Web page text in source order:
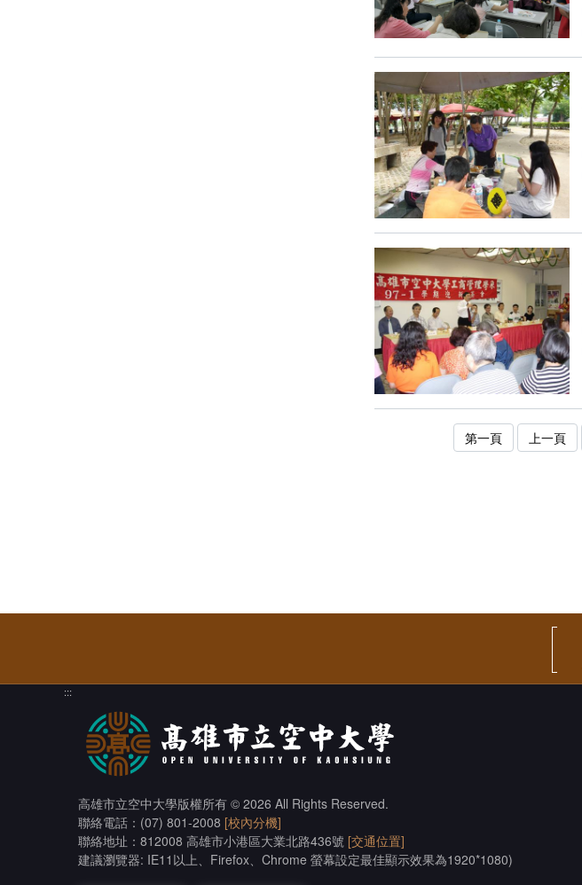
第一頁 上一頁
:::
高雄市立空中大學版權所有 © 2026 All Rights Reserved.
聯絡電話：(07) 801-2008 [校內分機]
聯絡地址：812008 高雄市小港區大業北路436號 [交通位置]
建議瀏覽器: IE11以上、Firefox、Chrome 螢幕設定最佳顯示效果為1920*1080)